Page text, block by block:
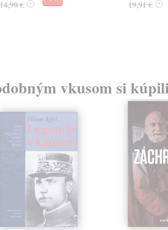
€ ? 19,91 € ?
vkusom si